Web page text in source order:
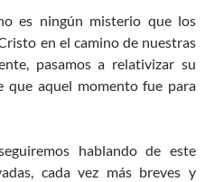
es ningún misterio que los
en el camino de nuestras
pasamos a relativizar su
que aquel momento fue para
hablando de este
cada vez más breves y